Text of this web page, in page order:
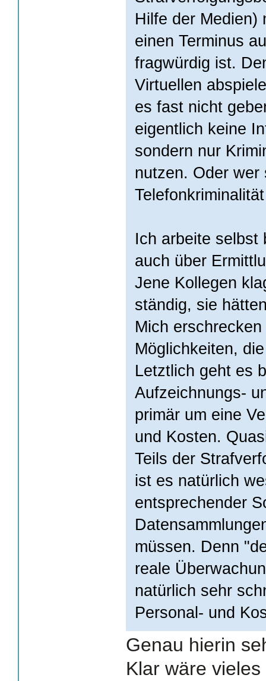
Hilfe der Medien)
einen Terminus
fragwürdig ist.
Virtuellen
es fast nicht
eigentlich keine
sondern nur
nutzen. Oder
Ich arbeite selbst
auch über
Jene Kollegen
ständig, sie
Mich
Möglichkeiten,
Letztlich geht es
Aufzeichnungs-
primär um eine
und Kosten.
Teils der
ist es natürlich
entsprechender
müssen. Denn
reale
natürlich sehr
Personal- und
Genau hierin
Klar wäre